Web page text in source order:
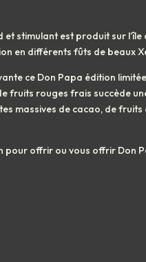
stimulant est produit sur
en différents fûts de beaux
ce Don Papa édition
fruits rouges frais succède
massives de cacao, de fruits
pour offrir ou vous offrir Don